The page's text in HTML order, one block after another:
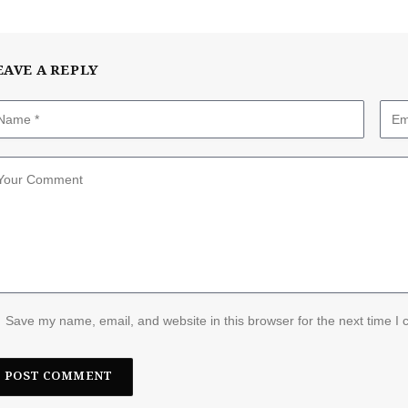
A REPLY
Save my name, email, and website in this browser for the next time I